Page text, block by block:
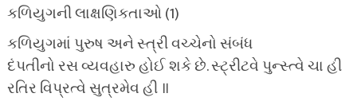
કળિયુગની લાક્ષણિકતાઓ (1)
કળિયુગમાં પુરુષ અને સ્ત્રી વચ્ચેનો સંબંધ
દંપતીનો રસ વ્યવહારુ હોઈ શકે છે. સ્ટ્રીટવે પુન્સ્ત્વે ચા હી
રતિર વિપ્રત્વે સુત્રમેવ હી ॥